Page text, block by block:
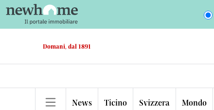
Domani, dal 1891
News Ticino Svizzera Mondo